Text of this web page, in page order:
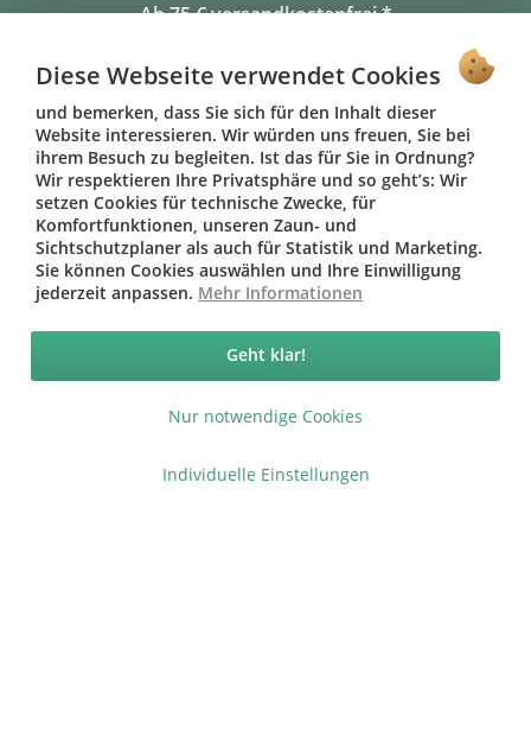
Ab 75 € versandkostenfrei *
Service Hotline
Shop Service
Informationen
* bei Paketversand. Alle Preise inkl. gesetzl. Mehrwertsteuer zzgl.
Versandkosten.
Copyright © afp marketing gmbh - Alle Rechte vorbehalten
Sicher zahlen in unserem Onlineshop
Diese Webseite verwendet Cookies
und bemerken, dass Sie sich für den Inhalt dieser
Website interessieren. Wir würden uns freuen, Sie bei
ihrem Besuch zu begleiten. Ist das für Sie in Ordnung?
Wir respektieren Ihre Privatsphäre und so geht’s: Wir
setzen Cookies für technische Zwecke, für
Komfortfunktionen, unseren Zaun- und
Sichtschutzplaner als auch für Statistik und Marketing.
Sie können Cookies auswählen und Ihre Einwilligung
jederzeit anpassen. Mehr Informationen
Nur notwendige Cookies
Geht klar!
Individuelle Einstellungen